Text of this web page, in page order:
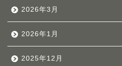
2026年3月
2026年1月
2025年12月